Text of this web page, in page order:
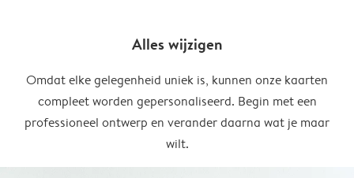
Alles wijzigen
Omdat elke gelegenheid uniek is, kunnen onze kaarten
compleet worden gepersonaliseerd. Begin met een
professioneel ontwerp en verander daarna wat je maar
wilt.